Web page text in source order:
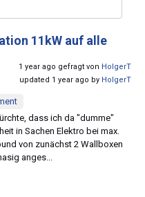
11kW auf alle
1 year ago gefragt von HolgerT
updated 1 year ago by HolgerT
dass ich da "dumme"
in Sachen Elektro bei max.
von zunächst 2 Wallboxen
anges...